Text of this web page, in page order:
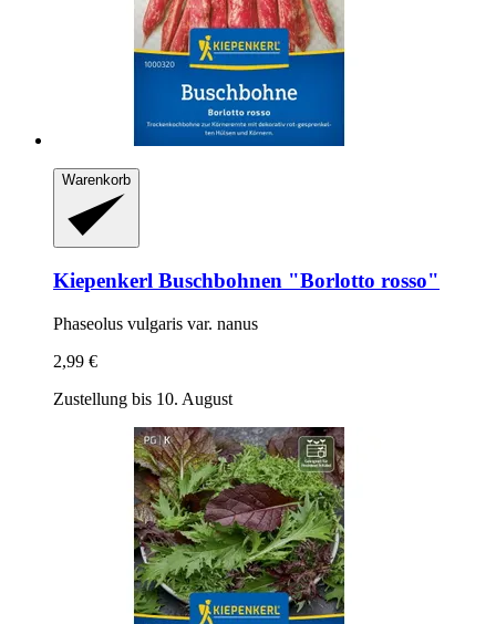
Warenkorb
Kiepenkerl Buschbohnen "Borlotto rosso"
Phaseolus vulgaris var. nanus
2,99 €
Zustellung bis 10. August